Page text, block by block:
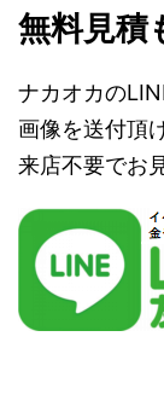
無料見積
ナカオカの
画像を送付頂
来店不要でお